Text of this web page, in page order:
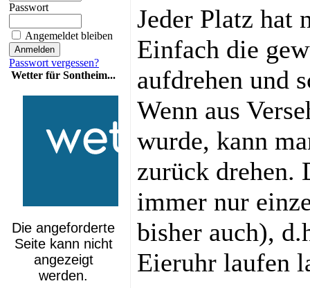
Passwort
Angemeldet bleiben
Passwort vergessen?
Wetter für Sontheim...
Jeder Platz hat
Einfach die
aufdrehen und
Wenn aus
wurde, kann
zurück drehen.
immer nur
bisher auch),
Eieruhr laufen